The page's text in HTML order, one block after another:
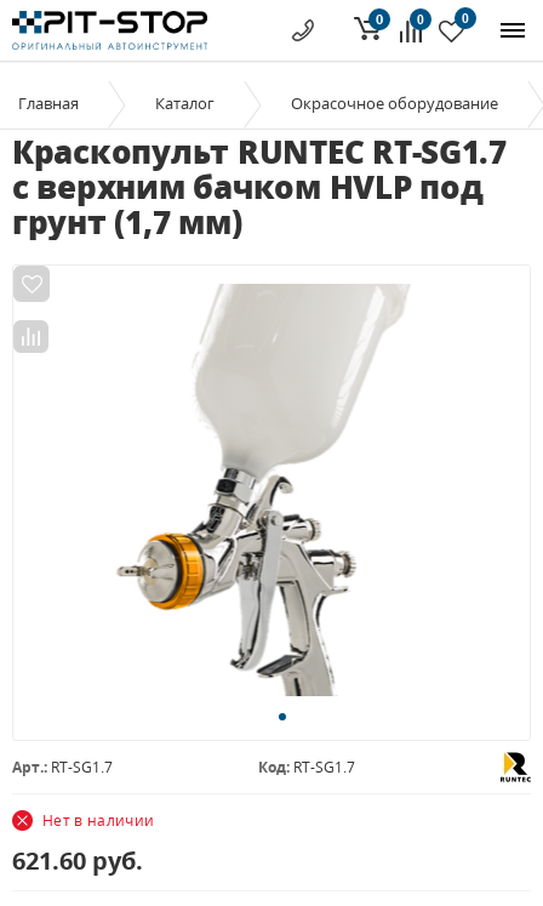
0 0
0
Главная Каталог Окрасочное оборудование
Краскопульт RUNTEC RT-SG1.7
с верхним бачком HVLP под
грунт (1,7 мм)
Арт.: RT-SG1.7 Код: RT-SG1.7
Нет в наличии
621.60 руб.